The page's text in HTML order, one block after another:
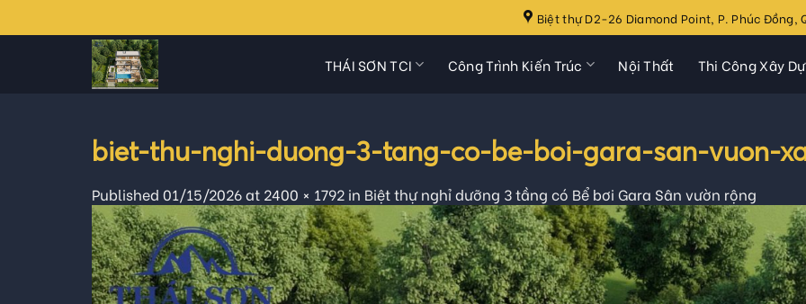
to
Biệt thự D2-26 Diamond Point, P. Phúc Đồng,
THÁI SƠN TCI Công Trình Kiến Trúc Nội Thất Thi Công Xây
biet-thu-nghi-duong-3-tang-co-be-boi-gara-san-vuon-
Published 01/15/2026at 2400 × 1792 in Biệt thự nghỉ dưỡng 3 tầng có Bể bơi Gara Sân vườn rộng